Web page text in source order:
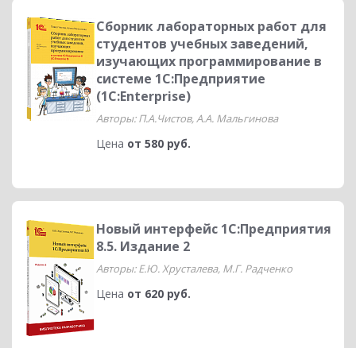
Сборник лабораторных работ для
студентов учебных заведений,
изучающих программирование в
системе 1С:Предприятие
(1С:Enterprise)
Авторы: П.А.Чистов, А.А. Мальгинова
Цена от 580 руб.
Новый интерфейс 1С:Предприятия
8.5. Издание 2
Авторы: Е.Ю. Хрусталева, М.Г. Радченко
Цена от 620 руб.